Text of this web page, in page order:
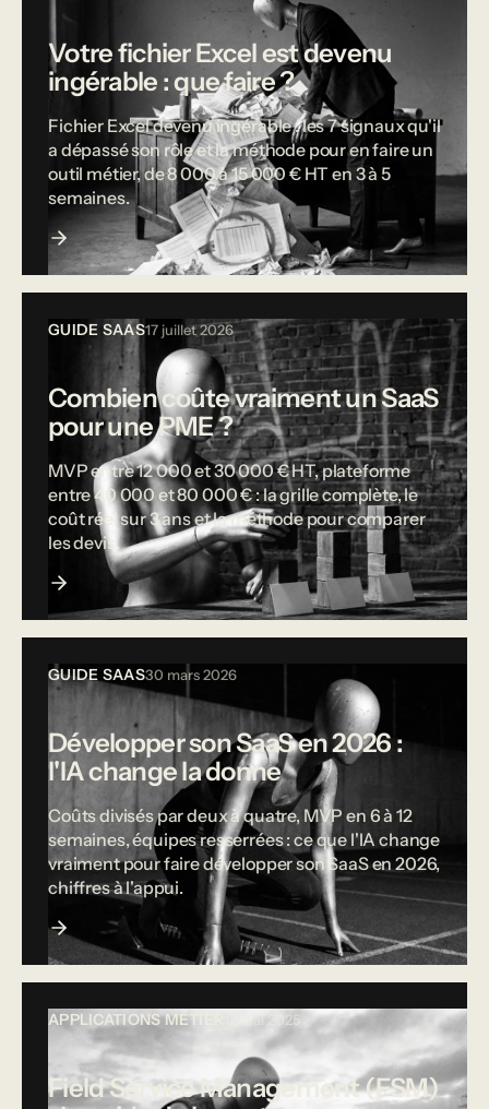
Votre fichier Excel est devenu
ingérable : que faire ?
Fichier Excel devenu ingérable : les 7 signaux qu'il
a dépassé son rôle et la méthode pour en faire un
outil métier, de 8 000 à 15 000 € HT en 3 à 5
semaines.
GUIDE SAAS17 juillet 2026
Combien coûte vraiment un SaaS
pour une PME ?
MVP entre 12 000 et 30 000 € HT, plateforme
entre 40 000 et 80 000 € : la grille complète, le
coût réel sur 3 ans et la méthode pour comparer
les devis.
GUIDE SAAS30 mars 2026
Développer son SaaS en 2026 :
l'IA change la donne
Coûts divisés par deux à quatre, MVP en 6 à 12
semaines, équipes resserrées : ce que l'IA change
vraiment pour faire développer son SaaS en 2026,
chiffres à l'appui.
APPLICATIONS MÉTIER 12 mai 2025
Field Service Management (FSM)